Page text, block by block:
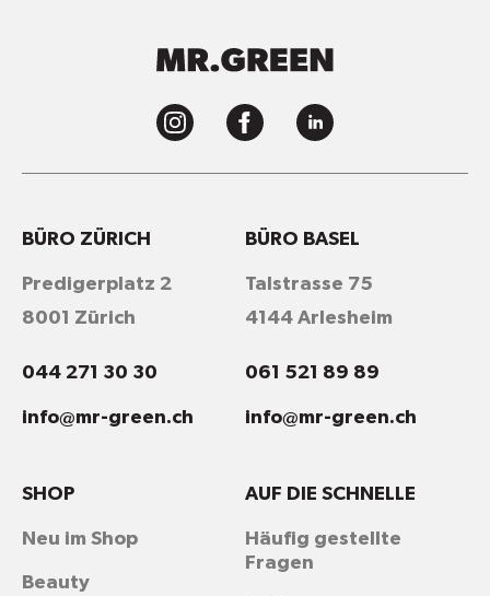
BÜRO ZÜRICH
Predigerplatz 2
8001 Zürich
044 271 30 30
info@mr-green.ch
BÜRO BASEL
Talstrasse 75
4144 Arlesheim
061 521 89 89
info@mr-green.ch
AUF DIE SCHNELLE
Häufig gestellte
Fragen
SHOP
Neu im Shop
Beauty